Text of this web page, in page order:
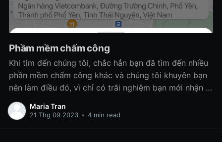
Phầm mềm chấm công
Khi tìm đến chúng tôi, chắc hẳn bạn đã tìm đến nhiều
phần mềm chấm công khác và chúng tôi khuyên bạn
nên làm điều đó, vì chỉ có trãi nghiệm bạn mới nhận ra
đâu là phần mềm phù hợp mang lại lợi ích cho bạn
doanh nghiệp bạn!
Maria Tran
21 Thg 09 2023 • 4 min read